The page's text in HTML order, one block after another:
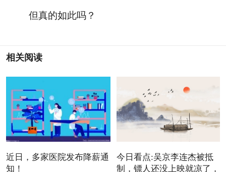
但真的如此吗？
相关阅读
近日，多家医院发布降薪通
知！
今日看点:吴京李连杰被抵
制，镖人还没上映就凉了，